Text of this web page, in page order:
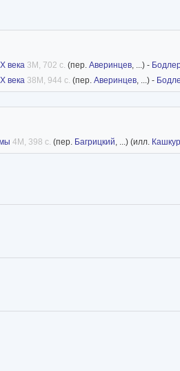
века 3M, 702 с. (пер. Аверинцев, ...) -
века 38M, 944 с. (пер. Аверинцев, ...) -
4M, 398 с. (пер. Багрицкий, ...) (илл.